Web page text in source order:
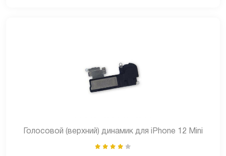
Голосовой (верхний) динамик для iPhone 12 Mini